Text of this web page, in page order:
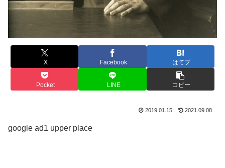
X Facebook はてブ
Pocket LINE コピー
2019.01.15 2021.09.08
google ad1 upper place